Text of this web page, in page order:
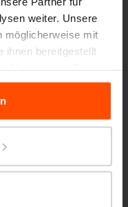
weiter. Unsere
möglicherweise mit
ihnen bereitgestellt
Sie bitte Principles